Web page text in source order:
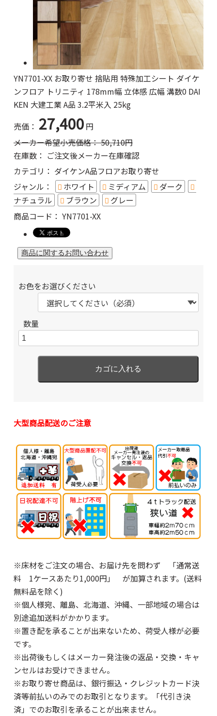
YN7701-XX お取り寄せ 捨貼用 特殊加工シート ダイケ
ンフロア トリニティ 178mm幅 立体感 広幅 溝数0 DAI
KEN 大建工業 A品 3.2平米入 25kg
売価： 27,400 円
メーカー希望小売価格：50,710円
在庫数： ご注文後メーカー在庫確認
カテゴリ： ダイケンA品フロアお取り寄せ
ジャンル：
ホワイト ミディアム
ダーク
ナチュラル
ブラウン
グレー
商品コード： YN7701-XX
お色をお選びください
数量
大型商品配送のご注意
※床材をご注文の場合、お届け先を問わず 「通常送
料 1ケースあたり1,000円」 が加算されます。(送料
無料品を除く)
※個人様宛、離島、北海道、沖縄、一部地域の場合は
別途追加送料がかかります。
※置き配を承ることが出来ないため、荷受人様が必要
です。
※出荷後もしくはメーカー発注後の返品・交換・キャ
ンセルはお受けできません。
※お取り寄せ商品は、銀行振込・クレジットカード決
済等前払いのみでのお取引となります。「代引き決
済」でのお取引を承ることが出来ません。